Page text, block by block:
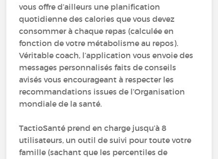
vous offre d’ailleurs une planification
quotidienne des calories que vous devez
consommer à chaque repas (calculée en
fonction de votre métabolisme au repos).
Véritable coach, l’application vous envoie des
messages personnalisés faits de conseils
avisés vous encourageant à respecter les
recommandations issues de l’Organisation
mondiale de la santé.
TactioSanté prend en charge jusqu’à 8
utilisateurs, un outil de suivi pour toute votre
famille (sachant que les percentiles de